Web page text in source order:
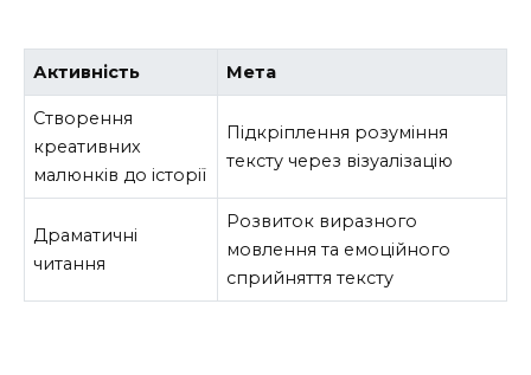
Активність Мета
Створення
креативних
малюнків до історії
Підкріплення розуміння
тексту через візуалізацію
Драматичні
читання
Розвиток виразного
мовлення та емоційного
сприйняття тексту